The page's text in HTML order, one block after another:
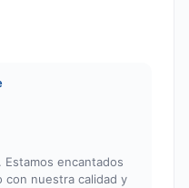
encantados
con nuestra calidad y